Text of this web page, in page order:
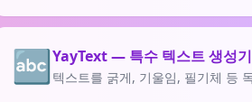
🔤 YayText — 특수 텍스트 생성기
텍스트를 굵게, 기울임, 필기체 등